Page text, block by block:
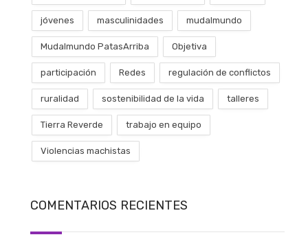
jóvenes masculinidades mudalmundo
Mudalmundo PatasArriba Objetiva
participación Redes regulación de conflictos
ruralidad sostenibilidad de la vida talleres
Tierra Reverde trabajo en equipo
Violencias machistas
COMENTARIOS RECIENTES